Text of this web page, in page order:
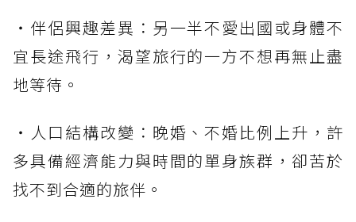
・伴侶興趣差異：另一半不愛出國或身體不
宜長途飛行，渴望旅行的一方不想再無止盡
地等待。
・人口結構改變：晚婚、不婚比例上升，許
多具備經濟能力與時間的單身族群，卻苦於
找不到合適的旅伴。